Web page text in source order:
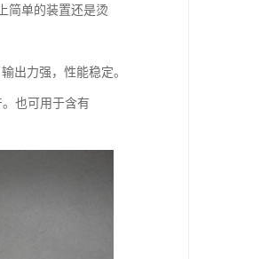
简单的装置还是烫
出力强，性能稳定。
也可用于含有